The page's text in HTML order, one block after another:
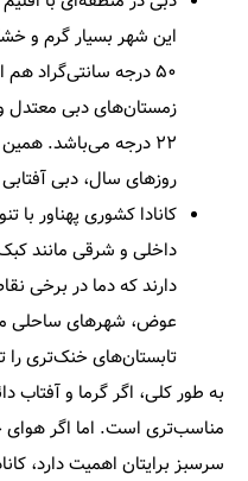
این شهر بسیار گرم و
۵۰ درجه سانتی‌گراد
زمستان‌های دبی معتدل
۲۲ درجه می‌باشد.
روزهای سال، دبی
کانادا کشوری پهناور
داخلی و شرقی مانند
عوض، شهرهای ساحلی
تابستان‌های خنک‌تری را
به طور کلی، اگر گرما و آفتاب
مناسب‌تری است. اما اگر
سرسبز برایتان اهمیت دارد،